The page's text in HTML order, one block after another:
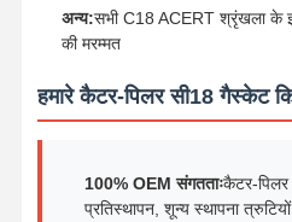
अन्य:सभी C18 ACERT श्रृंखला के
की मरम्मत
हमारे कैटर-पिलर सी18 गैस्केट
100% OEM संगतताःकैटर-
प्रतिस्थापन, शून्य स्थापना